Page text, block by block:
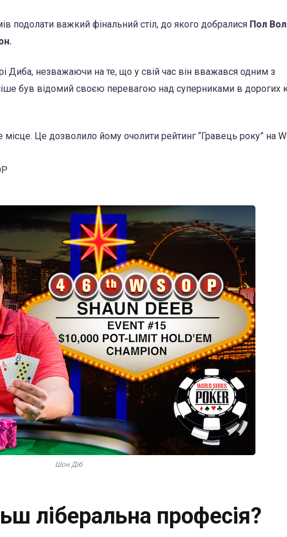
подолати важкий фінальний стіл, до якого добралися Пол
Диба, незважаючи на те, що у свій час він вважався одним з
був відомий своєю перевагою над суперниками в дорогих
Це дозволило йому очолити рейтинг “Гравець року” на
Шон Діб
ліберальна професія?